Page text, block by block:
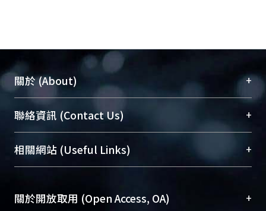
關於 (About) +
臺大位居世界頂尖大學之列，為永久珍藏及向國際
展現本校豐碩的研究成果及學術能量，圖書館整合
機構典藏（NTUR）與學術庫（AH）不同功能平
台，成為臺大學術典藏NTU scholars。期能整合研
成果。
聯絡資訊 (Contact Us) +
總館學科館員(Main Library)
醫學圖書館學科館員(Medical Library)
Sciences Library)
相關網站 (Useful Links) +
關於開放取用 (Open Access, OA) +